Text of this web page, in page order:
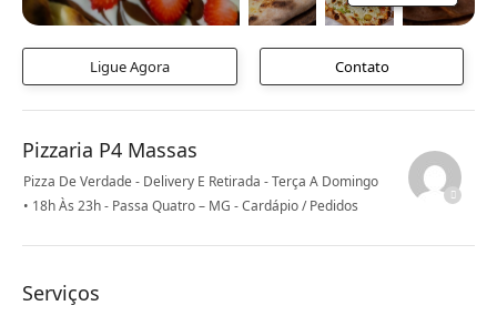
Ligue Agora Contato
Pizzaria P4 Massas
Pizza De Verdade - Delivery E Retirada - Terça A Domingo
• 18h Às 23h - Passa Quatro – MG - Cardápio / Pedidos
Serviços